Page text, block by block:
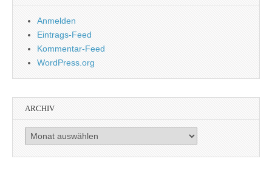
Anmelden
Eintrags-Feed
Kommentar-Feed
WordPress.org
ARCHIV
Archiv